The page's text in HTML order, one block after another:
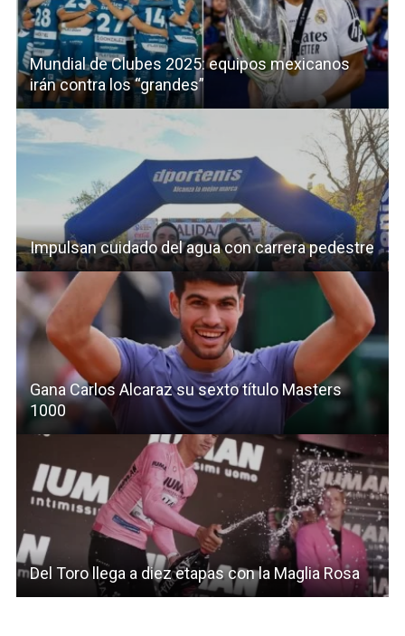
Mundial de Clubes 2025: equipos mexicanos
irán contra los “grandes”
Impulsan cuidado del agua con carrera pedestre
Gana Carlos Alcaraz su sexto título Masters
1000
Del Toro llega a diez etapas con la Maglia Rosa